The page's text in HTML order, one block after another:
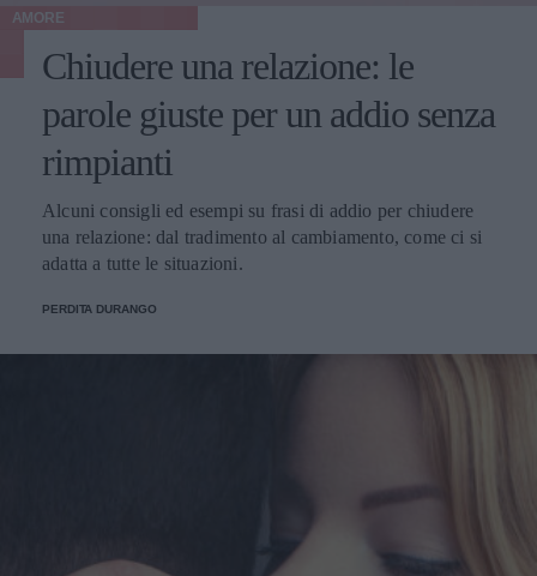
AMORE
Chiudere una relazione: le
parole giuste per un addio senza
rimpianti
Alcuni consigli ed esempi su frasi di addio per chiudere
una relazione: dal tradimento al cambiamento, come ci si
adatta a tutte le situazioni.
PERDITA DURANGO